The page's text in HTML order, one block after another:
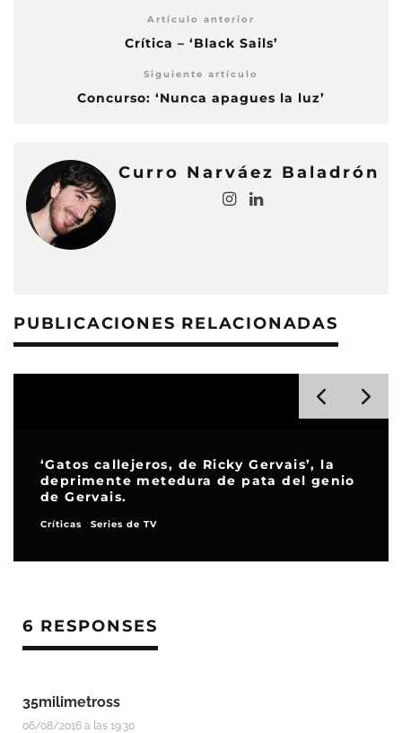
Artículo anterior
Crítica – ‘Black Sails’
Siguiente artículo
Concurso: ‘Nunca apagues la luz’
Curro Narváez Baladrón
PUBLICACIONES RELACIONADAS
la
del genio
‘El amor que permanece’, el
6 RESPONSES
35milimetross
06/08/2016 a las 19:30